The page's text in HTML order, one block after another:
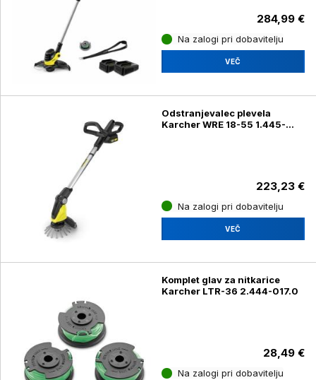
284,99 €
Na zalogi pri dobavitelju
VEČ
Odstranjevalec plevela
Karcher WRE 18-55 1.445-
223,23 €
Na zalogi pri dobavitelju
VEČ
Komplet glav za nitkarice
Karcher LTR-36 2.444-017.0
28,49 €
Na zalogi pri dobavitelju